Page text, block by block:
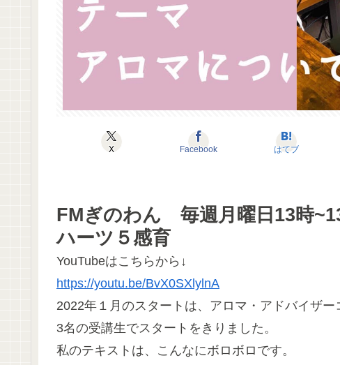
X Facebook はてブ
FMぎのわん 毎週月曜日13時
ハーツ５感育
YouTubeはこちらから↓
https://youtu.be/BvX0SXlylnA
2022年１月のスタートは、アロマ・アドバイザー
3名の受講生でスタートをきりました。
私のテキストは、こんなにボロボロです。